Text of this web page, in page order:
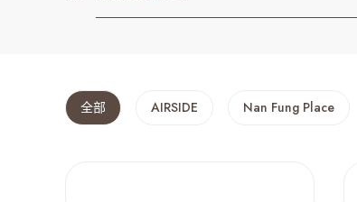
全部 AIRSIDE Nan Fung Place